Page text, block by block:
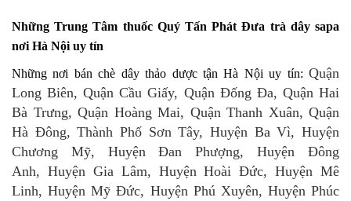
Những Trung Tâm thuốc Quý Tấn Phát Đưa trà dây sapa
nơi Hà Nội uy tín
Những nơi bán chè dây thảo dược tận Hà Nội uy tín: Quận
Long Biên, Quận Cầu Giấy, Quận Đống Đa, Quận Hai
Bà Trưng, Quận Hoàng Mai, Quận Thanh Xuân, Quận
Hà Đông, Thành Phố Sơn Tây, Huyện Ba Vì, Huyện
Chương Mỹ, Huyện Đan Phượng, Huyện Đông
Anh, Huyện Gia Lâm, Huyện Hoài Đức, Huyện Mê
Linh, Huyện Mỹ Đức, Huyện Phú Xuyên, Huyện Phúc